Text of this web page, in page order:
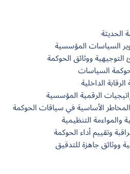
الحديثة
السياسات المؤسسية
التوجيهية ووثائق الحوكمة
السياسات
الداخلية
الرقمية المؤسسية
الأساسية في سياقات الحوكمة
والمواءمة التنظيمية
وتقييم أداء الحوكمة
ووثائق جاهزة للتدقيق